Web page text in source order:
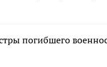
погибшего